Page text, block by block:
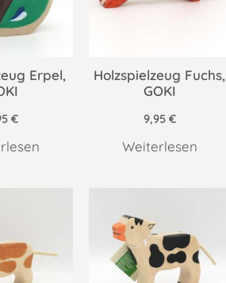
Erpel,
€
Holzspielzeug Fuchs,
GOKI
9,95 €
Weiterlesen